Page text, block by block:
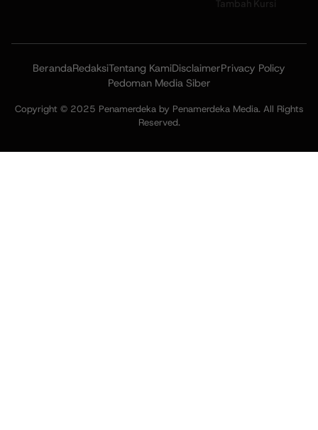
Tambah Kursi
BerandaRedaksiTentang KamiDisclaimerPrivacy Policy
Pedoman Media Siber
Copyright © 2025 Penamerdeka by Penamerdeka Media. All Rights
Reserved.